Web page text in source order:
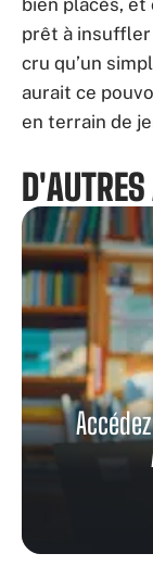
prêt à insuffler
cru qu’un
aurait ce
en terrain de